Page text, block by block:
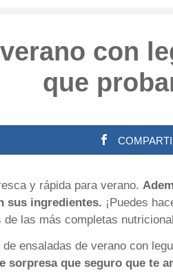
con
que
y rápida para verano.
sus ingredientes. ¡Puedes
las más completas
ensaladas de verano con
sorpresa que seguro que te